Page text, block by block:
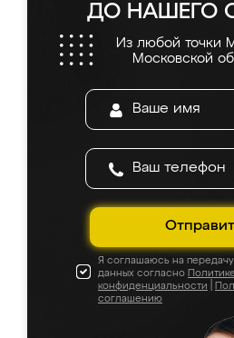
ДО НАШЕГО
Из любой точки
Московской
Я соглашаюсь на
данных согласно Политике
конфиденциальности
соглашению